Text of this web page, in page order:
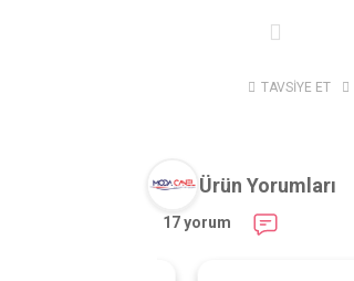
TAVSİYE ET
Ürün Yorumları
17 yorum